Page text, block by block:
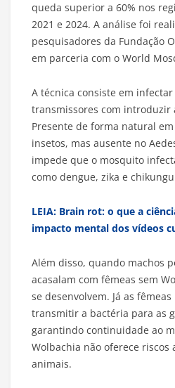
queda superior a 60% nos
2021 e 2024. A análise foi
pesquisadores da Fundação
em parceria com o World
A técnica consiste em
transmissores com introduzir
Presente de forma natural
insetos, mas ausente no
impede que o mosquito
como dengue, zika e
LEIA: Brain rot: o que a
impacto mental dos vídeos
Além disso, quando machos
acasalam com fêmeas sem
se desenvolvem. Já as
transmitir a bactéria para as
garantindo continuidade ao
Wolbachia não oferece riscos
animais.